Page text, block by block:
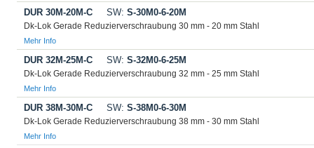
DUR 30M-20M-C SW: S-30M0-6-20M
Dk-Lok Gerade Reduzierverschraubung 30 mm - 20 mm Stahl
Mehr Info
DUR 32M-25M-C SW: S-32M0-6-25M
Dk-Lok Gerade Reduzierverschraubung 32 mm - 25 mm Stahl
Mehr Info
DUR 38M-30M-C SW: S-38M0-6-30M
Dk-Lok Gerade Reduzierverschraubung 38 mm - 30 mm Stahl
Mehr Info